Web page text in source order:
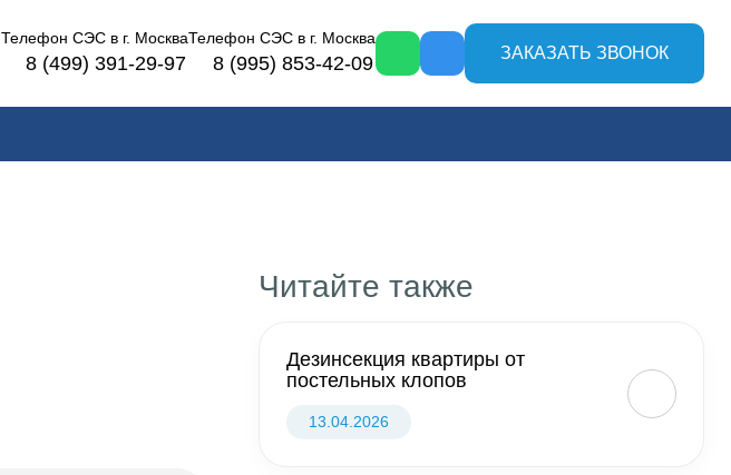
Телефон СЭС в г. Москва
8 (499) 391-29-97
Телефон СЭС в г. Москва
8 (995) 853-42-09 ЗАКАЗАТЬ ЗВОНОК
Читайте также
Дезинсекция квартиры от
постельных клопов
13.04.2026